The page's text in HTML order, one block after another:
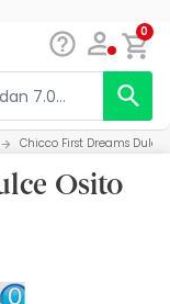
0
Chicco First Dreams Dulce
Osito